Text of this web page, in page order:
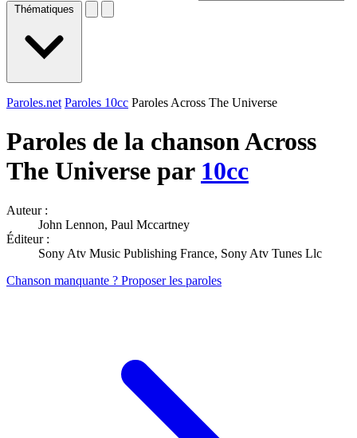
Thématiques
Paroles.net Paroles 10cc Paroles Across The Universe
Paroles de la chanson Across
The Universe par 10cc
Auteur :
John Lennon, Paul Mccartney
Éditeur :
Sony Atv Music Publishing France, Sony Atv Tunes Llc
Chanson manquante ? Proposer les paroles